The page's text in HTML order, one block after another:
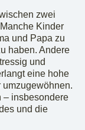
zwei
Kinder
und Papa zu
haben. Andere
und
eine hohe
– insbesondere
und die